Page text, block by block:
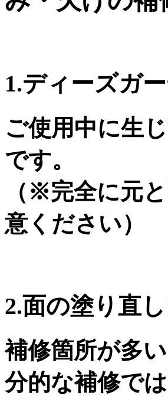
1.ディーズガ
ご使用中に生
です。
（※完全に元
意ください）
2.面の塗り直
補修箇所が多
分的な補修で